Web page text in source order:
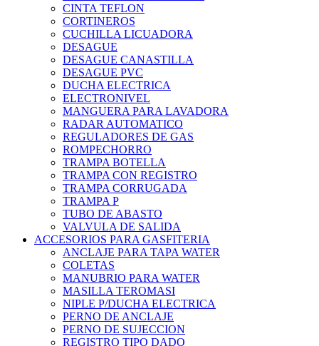
CINTA TEFLON
CORTINEROS
CUCHILLA LICUADORA
DESAGUE
DESAGUE CANASTILLA
DESAGUE PVC
DUCHA ELECTRICA
ELECTRONIVEL
MANGUERA PARA LAVADORA
RADAR AUTOMATICO
REGULADORES DE GAS
ROMPECHORRO
TRAMPA BOTELLA
TRAMPA CON REGISTRO
TRAMPA CORRUGADA
TRAMPA P
TUBO DE ABASTO
VALVULA DE SALIDA
ACCESORIOS PARA GASFITERIA
ANCLAJE PARA TAPA WATER
COLETAS
MANUBRIO PARA WATER
MASILLA TEROMASI
NIPLE P/DUCHA ELECTRICA
PERNO DE ANCLAJE
PERNO DE SUJECCION
REGISTRO TIPO DADO